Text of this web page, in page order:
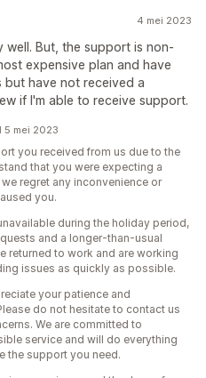
4 mei 2023
But, the support is non-
expensive plan and have
but have not received a
if I'm able to receive support.
5 mei 2023
you received from us due to the
that you were expecting a
regret any inconvenience or
you.
during the holiday period,
and a longer-than-usual
returned to work and are working
issues as quickly as possible.
your patience and
do not hesitate to contact us
We are committed to
service and will do everything
the support you need.